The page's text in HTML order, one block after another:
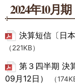
2024年10月期
決算短信〔日
（221KB）
第３四半期 決
09月12日）
（